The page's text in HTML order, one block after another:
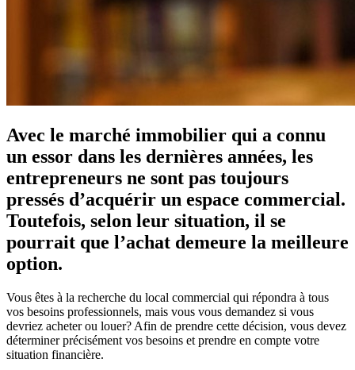
Avec le marché immobilier qui a connu
un essor dans les dernières années, les
entrepreneurs ne sont pas toujours
pressés d’acquérir un espace commercial.
Toutefois, selon leur situation, il se
pourrait que l’achat demeure la meilleure
option.
Vous êtes à la recherche du local commercial qui répondra à tous
vos besoins professionnels, mais vous vous demandez si vous
devriez acheter ou louer? Afin de prendre cette décision, vous devez
déterminer précisément vos besoins et prendre en compte votre
situation financière.